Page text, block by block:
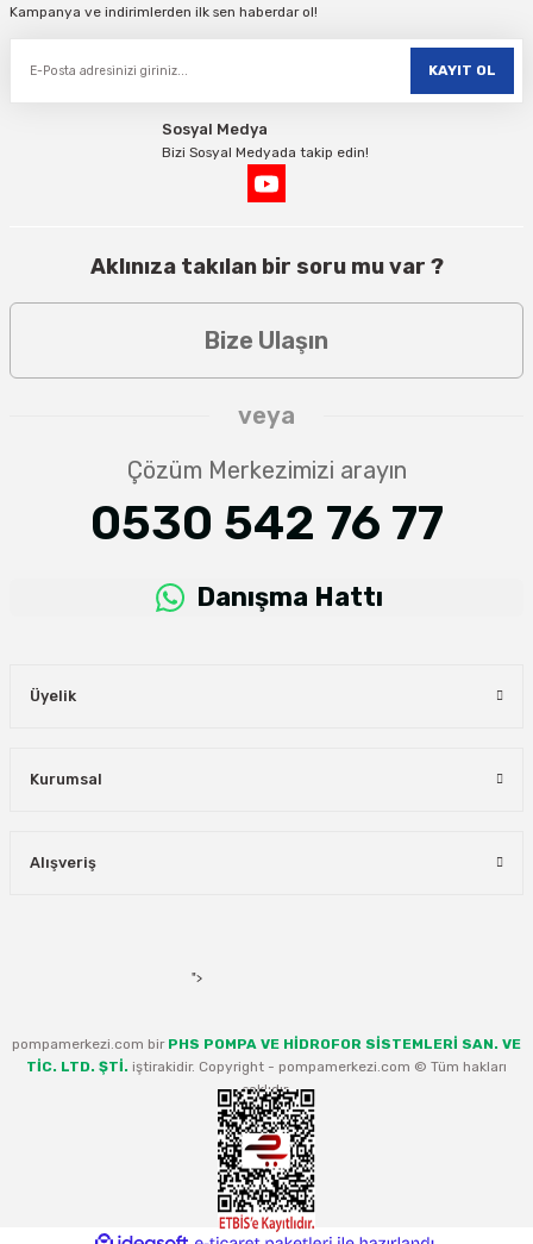
Kampanya ve indirimlerden ilk sen haberdar ol!
KAYIT OL
Sosyal Medya
Bizi Sosyal Medyada takip edin!
Aklınıza takılan bir soru mu var ?
Bize Ulaşın
veya
Çözüm Merkezimizi arayın
0530 542 76 77
Danışma Hattı
Üyelik
Kurumsal
Alışveriş
">
pompamerkezi.com bir PHS POMPA VE HİDROFOR SİSTEMLERİ SAN. VE
TİC. LTD. ŞTİ. iştirakidir. Copyright - pompamerkezi.com © Tüm hakları
saklıdır.